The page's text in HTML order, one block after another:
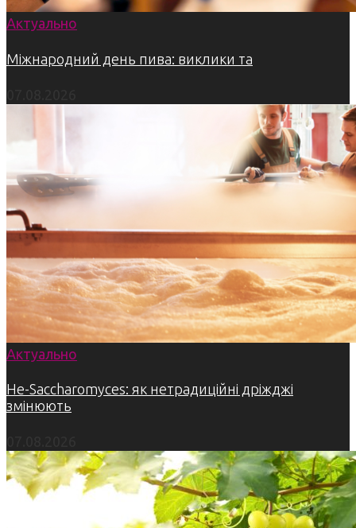
Актуально
Міжнародний день пива: виклики та
Актуально
Не-Saccharomyces: як нетрадиційні дріжджі
змінюють